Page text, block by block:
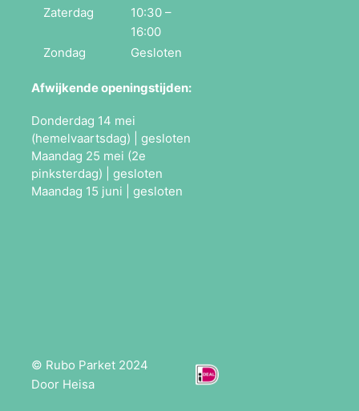
Zaterdag
10:30 –
16:00
Zondag
Gesloten
Afwijkende openingstijden:
Donderdag 14 mei
(hemelvaartsdag) | gesloten
Maandag 25 mei (2e
pinksterdag) | gesloten
Maandag 15 juni | gesloten
© Rubo Parket 2024
Door Heisa